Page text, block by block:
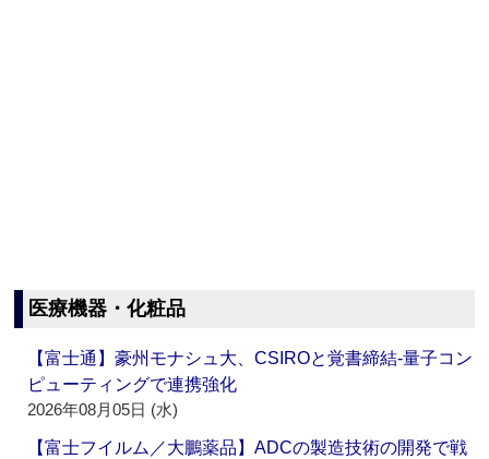
医療機器・化粧品
【富士通】豪州モナシュ大、CSIROと覚書締結‐量子コン
ピューティングで連携強化
2026年08月05日 (水)
【富士フイルム／大鵬薬品】ADCの製造技術の開発で戦